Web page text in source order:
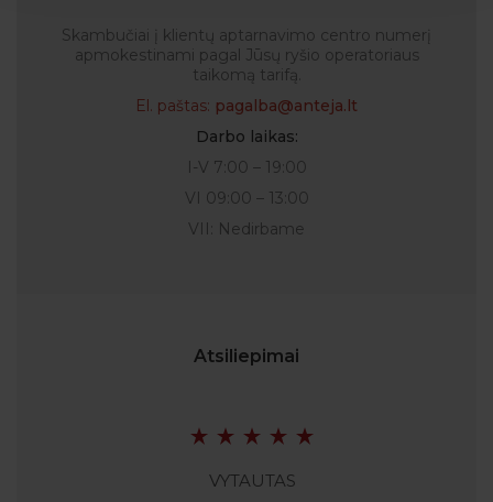
Skambučiai į klientų aptarnavimo centro numerį
apmokestinami pagal Jūsų ryšio operatoriaus
taikomą tarifą.
El. paštas: pagalba@anteja.lt
Darbo laikas:
I-V 7:00 – 19:00
VI 09:00 – 13:00
VII: Nedirbame
Atsiliepimai
VYTAUTAS